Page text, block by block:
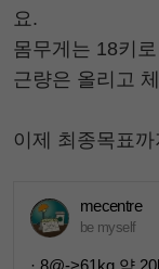
요.
몸무게는 18키
근량은 올리고
이제 최종목표
mecentre
be myself
· 8@->61kg 약